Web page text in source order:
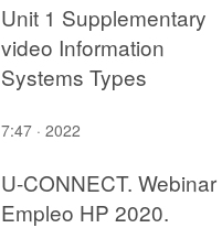
Unit 1 Supplementary
video Information
Systems Types
7:47 · 2022
U-CONNECT. Webinar
Empleo HP 2020.